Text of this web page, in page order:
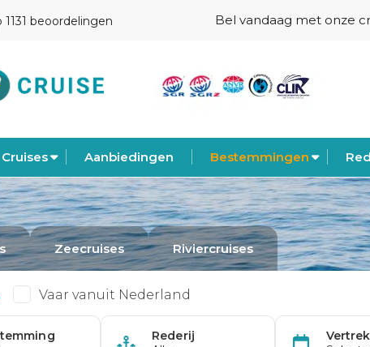
1131 beoordelingen Bel vandaag met onze
Cruises Aanbiedingen Bestemmingen